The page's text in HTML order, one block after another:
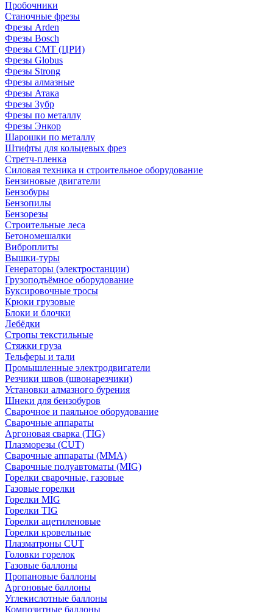
Пробочники
Станочные фрезы
Фрезы Arden
Фрезы Bosch
Фрезы CMT (ЦРИ)
Фрезы Globus
Фрезы Strong
Фрезы алмазные
Фрезы Атака
Фрезы Зубр
Фрезы по металлу
Фрезы Энкор
Шарошки по металлу
Штифты для кольцевых фрез
Стретч-пленка
Силовая техника и строительное оборудование
Бензиновые двигатели
Бензобуры
Бензопилы
Бензорезы
Строительные леса
Бетономешалки
Виброплиты
Вышки-туры
Генераторы (электростанции)
Грузоподъёмное оборудование
Буксировочные тросы
Крюки грузовые
Блоки и блочки
Лебёдки
Стропы текстильные
Стяжки груза
Тельферы и тали
Промышленные электродвигатели
Резчики швов (швонарезчики)
Установки алмазного бурения
Шнеки для бензобуров
Сварочное и паяльное оборудование
Сварочные аппараты
Аргоновая сварка (TIG)
Плазморезы (CUT)
Сварочные аппараты (MMA)
Сварочные полуавтоматы (MIG)
Горелки сварочные, газовые
Газовые горелки
Горелки MIG
Горелки TIG
Горелки ацетиленовые
Горелки кровельные
Плазматроны CUT
Головки горелок
Газовые баллоны
Пропановые баллоны
Аргоновые баллоны
Углекислотные баллоны
Композитные баллоны